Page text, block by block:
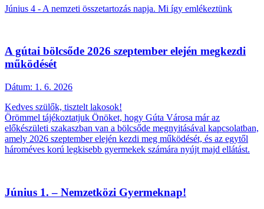
Június 4 - A nemzeti összetartozás napja. Mi így emlékeztünk
A gútai bölcsőde 2026 szeptember elején megkezdi
működését
Dátum: 1. 6. 2026
Kedves szülők, tisztelt lakosok!
Örömmel tájékoztatjuk Önöket, hogy Gúta Városa már az
előkészületi szakaszban van a bölcsőde megnyitásával kapcsolatban,
amely 2026 szeptember elején kezdi meg működését, és az egytől
hároméves korú legkisebb gyermekek számára nyújt majd ellátást.
Június 1. – Nemzetközi Gyermeknap!